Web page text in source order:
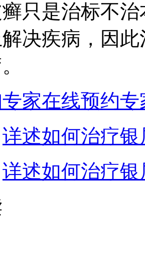
只是治标不
决疾病，因
家在线预约专
详述如何治疗银
详述如何治疗银